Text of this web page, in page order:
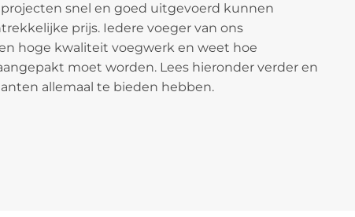
snel en goed uitgevoerd kunnen
prijs. Iedere voeger van ons
hoge kwaliteit voegwerk en weet hoe
moet worden. Lees hieronder verder en
allemaal te bieden hebben.